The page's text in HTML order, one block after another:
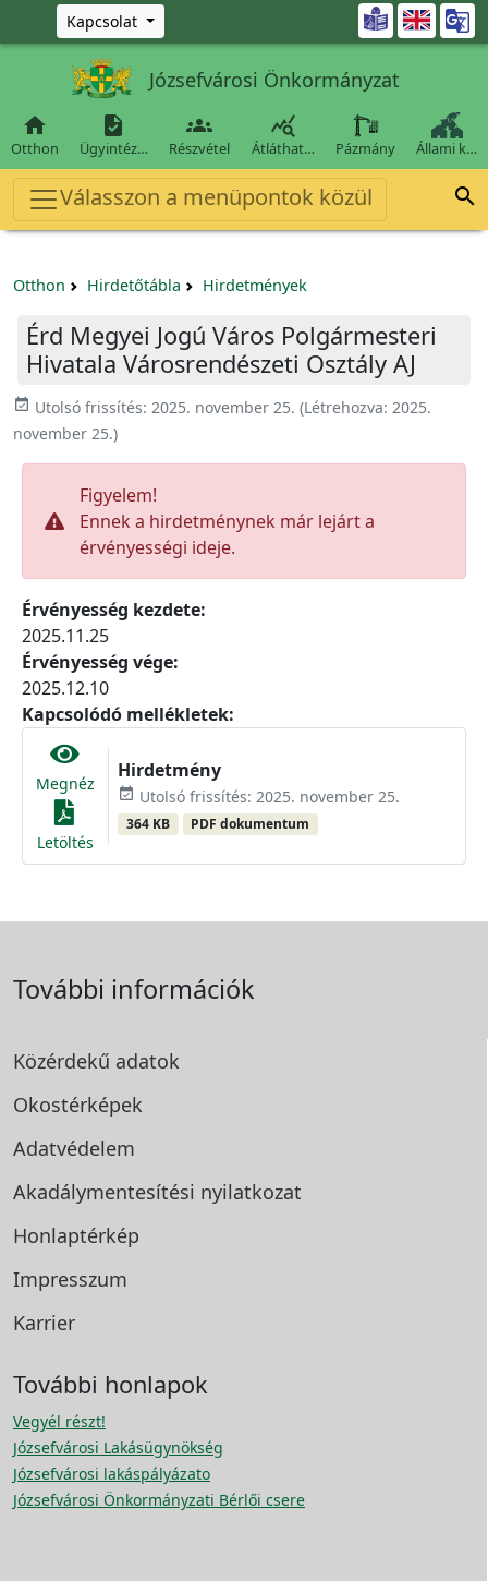
Ugrás a fő tartalomra
Kapcsolat 
Józsefvárosi Önkormányzat

Otthon

Ügyintéz…

Részvétel

Átláthat… Pázmány Állami k…
Válasszon a menüpontok közül 
Otthon Hirdetőtábla Hirdetmények
Érd Megyei Jogú Város Polgármesteri
Hivatala Városrendészeti Osztály AJ
event_available Utolsó frissítés: 2025. november 25. (Létrehozva: 2025.
november 25.)
Figyelem!
Ennek a hirdetménynek már lejárt a
érvényességi ideje.
Érvényesség kezdete:
2025.11.25
Érvényesség vége:
2025.12.10
Kapcsolódó mellékletek:
Megnéz
Letöltés
Hirdetmény
event_available Utolsó frissítés: 2025. november 25.
364 KB PDF dokumentum
További információk
Közérdekű adatok
Okostérképek
Adatvédelem
Akadálymentesítési nyilatkozat
Honlaptérkép
Impresszum
Karrier
További honlapok
Vegyél részt!
Józsefvárosi Lakásügynökség
Józsefvárosi lakáspályázato
Józsefvárosi Önkormányzati Bérlői csere